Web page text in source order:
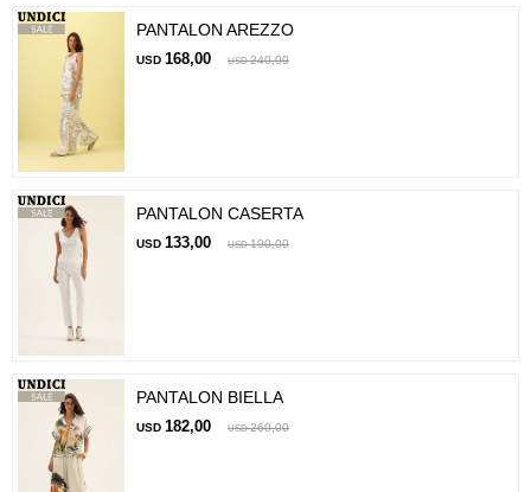
PANTALON AREZZO
USD 168,00 USD 240,00
PANTALON CASERTA
USD 133,00 USD 190,00
PANTALON BIELLA
USD 182,00 USD 260,00